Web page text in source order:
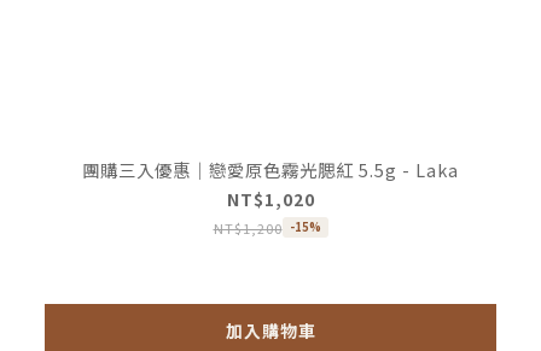
團購三入優惠｜戀愛原色霧光腮紅 5.5g - Laka
NT$1,020
NT$1,200 -15%
加入購物車